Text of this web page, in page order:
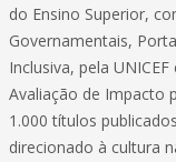
do Ensino Superior,
Governamentais,
Inclusiva, pela
Avaliação de Impacto
1.000 títulos
direcionado à cultura